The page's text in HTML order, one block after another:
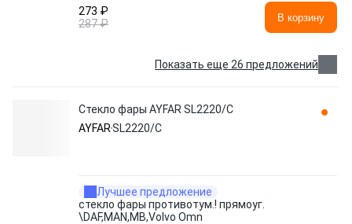
273 ₽
287 ₽
В корзину
Показать еще 26 предложений
Стекло фары AYFAR SL2220/C
AYFARSL2220/C
Лучшее предложение
стекло фары противотум.! прямоуг.
\DAF,MAN,MB,Volvo Omn